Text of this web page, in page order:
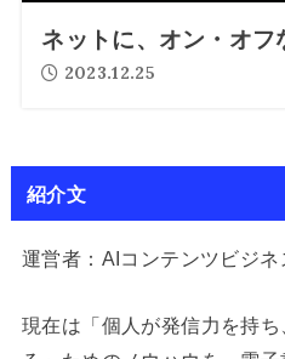
ネットに、オン・オフ
2023.12.25
紹介文
運営者：AIコンテンツビジネ
現在は「個人が発信力を持